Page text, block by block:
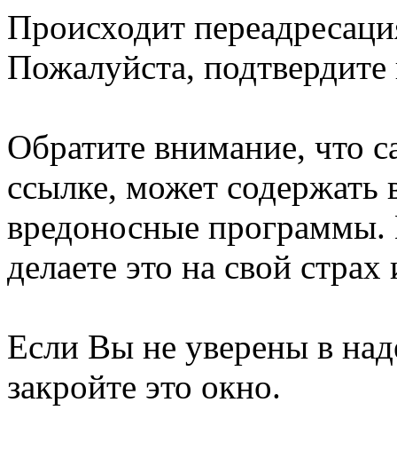
Происходит
Пожалуйста,
Обратите внимание, что
ссылке, может
вредоносные
делаете это на свой страх
Если Вы не уверены в
закройте это окно.